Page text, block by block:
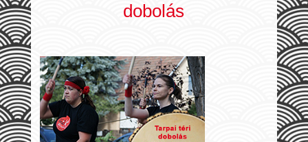
dobolás